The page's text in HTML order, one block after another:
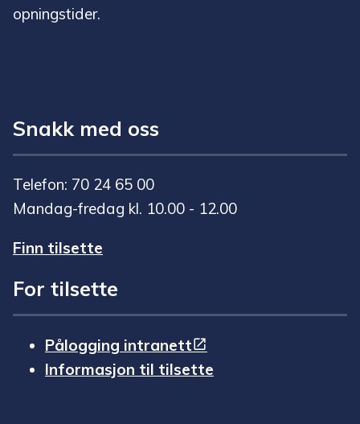
opningstider.
Snakk med oss
Telefon: 70 24 65 00
Mandag-fredag kl. 10.00 - 12.00
Finn tilsette
For tilsette
Pålogging intranett
Informasjon til tilsette